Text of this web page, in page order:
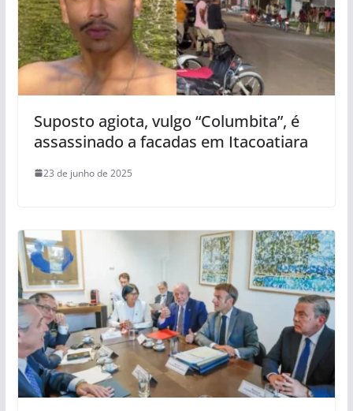
Suposto agiota, vulgo “Columbita”, é
assassinado a facadas em Itacoatiara
23 de junho de 2025